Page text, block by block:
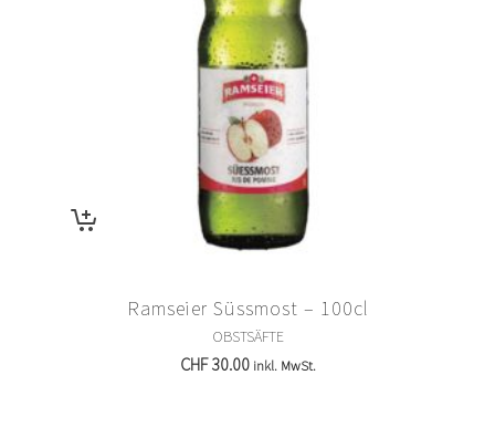
Ramseier Süssmost – 100cl
OBSTSÄFTE
CHF30.00 inkl. MwSt.